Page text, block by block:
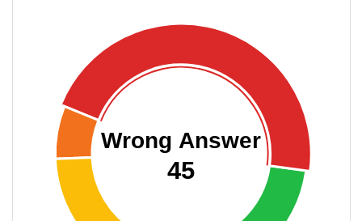
Wrong Answer
45